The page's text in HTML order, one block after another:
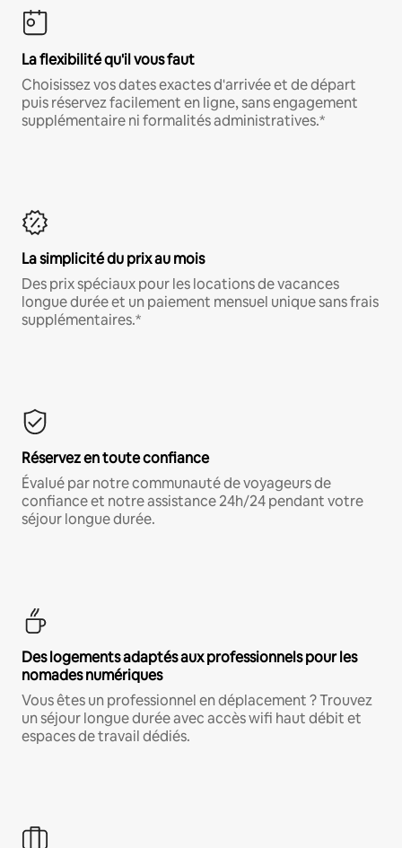
La flexibilité qu'il vous faut
Choisissez vos dates exactes d'arrivée et de départ
puis réservez facilement en ligne, sans engagement
supplémentaire ni formalités administratives.*
La simplicité du prix au mois
Des prix spéciaux pour les locations de vacances
longue durée et un paiement mensuel unique sans frais
supplémentaires.*
Réservez en toute confiance
Évalué par notre communauté de voyageurs de
confiance et notre assistance 24h/24 pendant votre
séjour longue durée.
Des logements adaptés aux professionnels pour les
nomades numériques
Vous êtes un professionnel en déplacement ? Trouvez
un séjour longue durée avec accès wifi haut débit et
espaces de travail dédiés.